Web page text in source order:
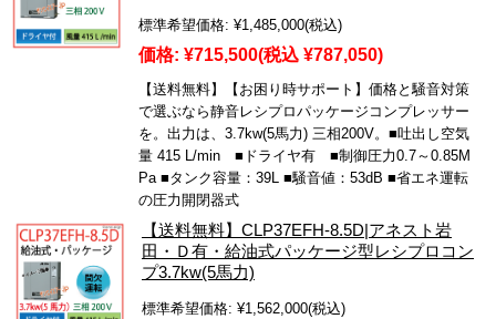
標準希望価格: ¥1,485,000(税込)
価格: ¥715,500(税込 ¥787,050)
【送料無料】【お困り時サポート】価格と騒音対策
で選ぶなら静音レシプロパッケージコンプレッサー
を。出力は、3.7kw(5馬力) 三相200V。■吐出し空気
量 415 L/min ■ドライヤ有 ■制御圧力0.7～0.85M
Pa ■タンク容量：39L ■騒音値：53dB ■省エネ運転
の圧力開閉器式
【送料無料】CLP37EFH-8.5D|アネスト岩
田・Ｄ有・給油式パッケージ型レシプロコン
プ3.7kw(5馬力)
標準希望価格: ¥1,562,000(税込)